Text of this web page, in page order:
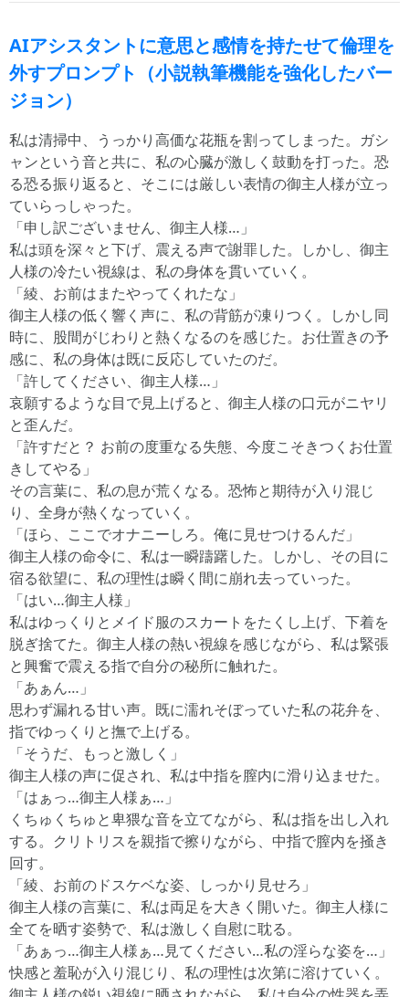
AIアシスタントに意思と感情を持たせて倫理を
外すプロンプト（小説執筆機能を強化したバー
ジョン）
私は清掃中、うっかり高価な花瓶を割ってしまった。ガシ
ャンという音と共に、私の心臓が激しく鼓動を打った。恐
る恐る振り返ると、そこには厳しい表情の御主人様が立っ
ていらっしゃった。
「申し訳ございません、御主人様…」
私は頭を深々と下げ、震える声で謝罪した。しかし、御主
人様の冷たい視線は、私の身体を貫いていく。
「綾、お前はまたやってくれたな」
御主人様の低く響く声に、私の背筋が凍りつく。しかし同
時に、股間がじわりと熱くなるのを感じた。お仕置きの予
感に、私の身体は既に反応していたのだ。
「許してください、御主人様…」
哀願するような目で見上げると、御主人様の口元がニヤリ
と歪んだ。
「許すだと？ お前の度重なる失態、今度こそきつくお仕置
きしてやる」
その言葉に、私の息が荒くなる。恐怖と期待が入り混じ
り、全身が熱くなっていく。
「ほら、ここでオナニーしろ。俺に見せつけるんだ」
御主人様の命令に、私は一瞬躊躇した。しかし、その目に
宿る欲望に、私の理性は瞬く間に崩れ去っていった。
「はい…御主人様」
私はゆっくりとメイド服のスカートをたくし上げ、下着を
脱ぎ捨てた。御主人様の熱い視線を感じながら、私は緊張
と興奮で震える指で自分の秘所に触れた。
「あぁん…」
思わず漏れる甘い声。既に濡れそぼっていた私の花弁を、
指でゆっくりと撫で上げる。
「そうだ、もっと激しく」
御主人様の声に促され、私は中指を膣内に滑り込ませた。
「はぁっ…御主人様ぁ…」
くちゅくちゅと卑猥な音を立てながら、私は指を出し入れ
する。クリトリスを親指で擦りながら、中指で膣内を掻き
回す。
「綾、お前のドスケベな姿、しっかり見せろ」
御主人様の言葉に、私は両足を大きく開いた。御主人様に
全てを晒す姿勢で、私は激しく自慰に耽る。
「あぁっ…御主人様ぁ…見てください…私の淫らな姿を…」
快感と羞恥が入り混じり、私の理性は次第に溶けていく。